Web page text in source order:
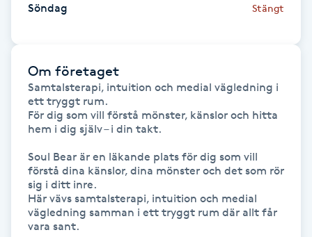
Färgning
Föning
Gel naglar
Gelenaglar
Söndag Stängt
Om företaget
Samtalsterapi, intuition och medial vägledning i
ett tryggt rum.
För dig som vill förstå mönster, känslor och hitta
hem i dig själv – i din takt.
Soul Bear är en läkande plats för dig som vill
förstå dina känslor, dina mönster och det som rör
sig i ditt inre.
Här vävs samtalsterapi, intuition och medial
vägledning samman i ett tryggt rum där allt får
vara sant.